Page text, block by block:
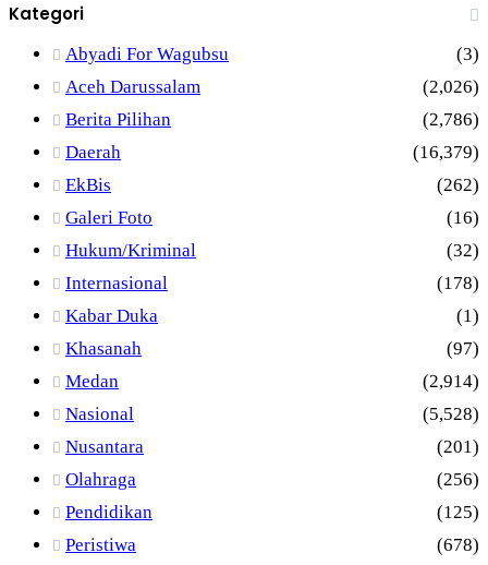
Kategori
Abyadi For Wagubsu
(3)
Aceh Darussalam
(2,026)
Berita Pilihan
(2,786)
Daerah
(16,379)
EkBis
(262)
Galeri Foto
(16)
Hukum/Kriminal
(32)
Internasional
(178)
Kabar Duka
(1)
Khasanah
(97)
Medan
(2,914)
Nasional
(5,528)
Nusantara
(201)
Olahraga
(256)
Pendidikan
(125)
Peristiwa
(678)